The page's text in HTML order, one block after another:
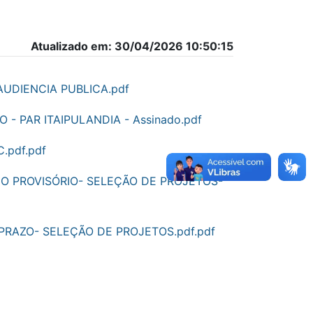
Atualizado em: 30/04/2026 10:50:15
PUBLICA.pdf
- PAR ITAIPULANDIA - Assinado.pdf
SELEÇÃO DE PROJETOS-
SELEÇÃO DE PROJETOS.pdf.pdf